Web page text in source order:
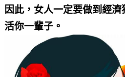
因此，女人一定要做到經
活你一輩子。